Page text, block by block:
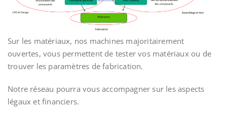
Sur les matériaux, nos machines majoritairement
ouvertes, vous permettent de tester vos matériaux ou de
trouver les paramètres de fabrication.
Notre réseau pourra vous accompagner sur les aspects
légaux et financiers.